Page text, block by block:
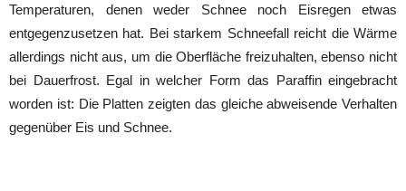
Temperaturen, denen weder Schnee noch Eisregen etwas
entgegenzusetzen hat. Bei starkem Schneefall reicht die Wärme
allerdings nicht aus, um die Oberfläche freizuhalten, ebenso nicht
bei Dauerfrost. Egal in welcher Form das Paraffin eingebracht
worden ist: Die Platten zeigten das gleiche abweisende Verhalten
gegenüber Eis und Schnee.